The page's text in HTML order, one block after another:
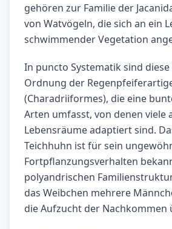
gehören zur Familie der
von Watvögeln, die sich an ein
schwimmender Vegetation
In puncto Systematik sind diese
Ordnung der
(Charadriiformes), die eine
Arten umfasst, von denen viele
Lebensräume adaptiert sind.
Teichhuhn ist für sein
Fortpflanzungsverhalten
polyandrischen
das Weibchen mehrere
die Aufzucht der Nachkommen